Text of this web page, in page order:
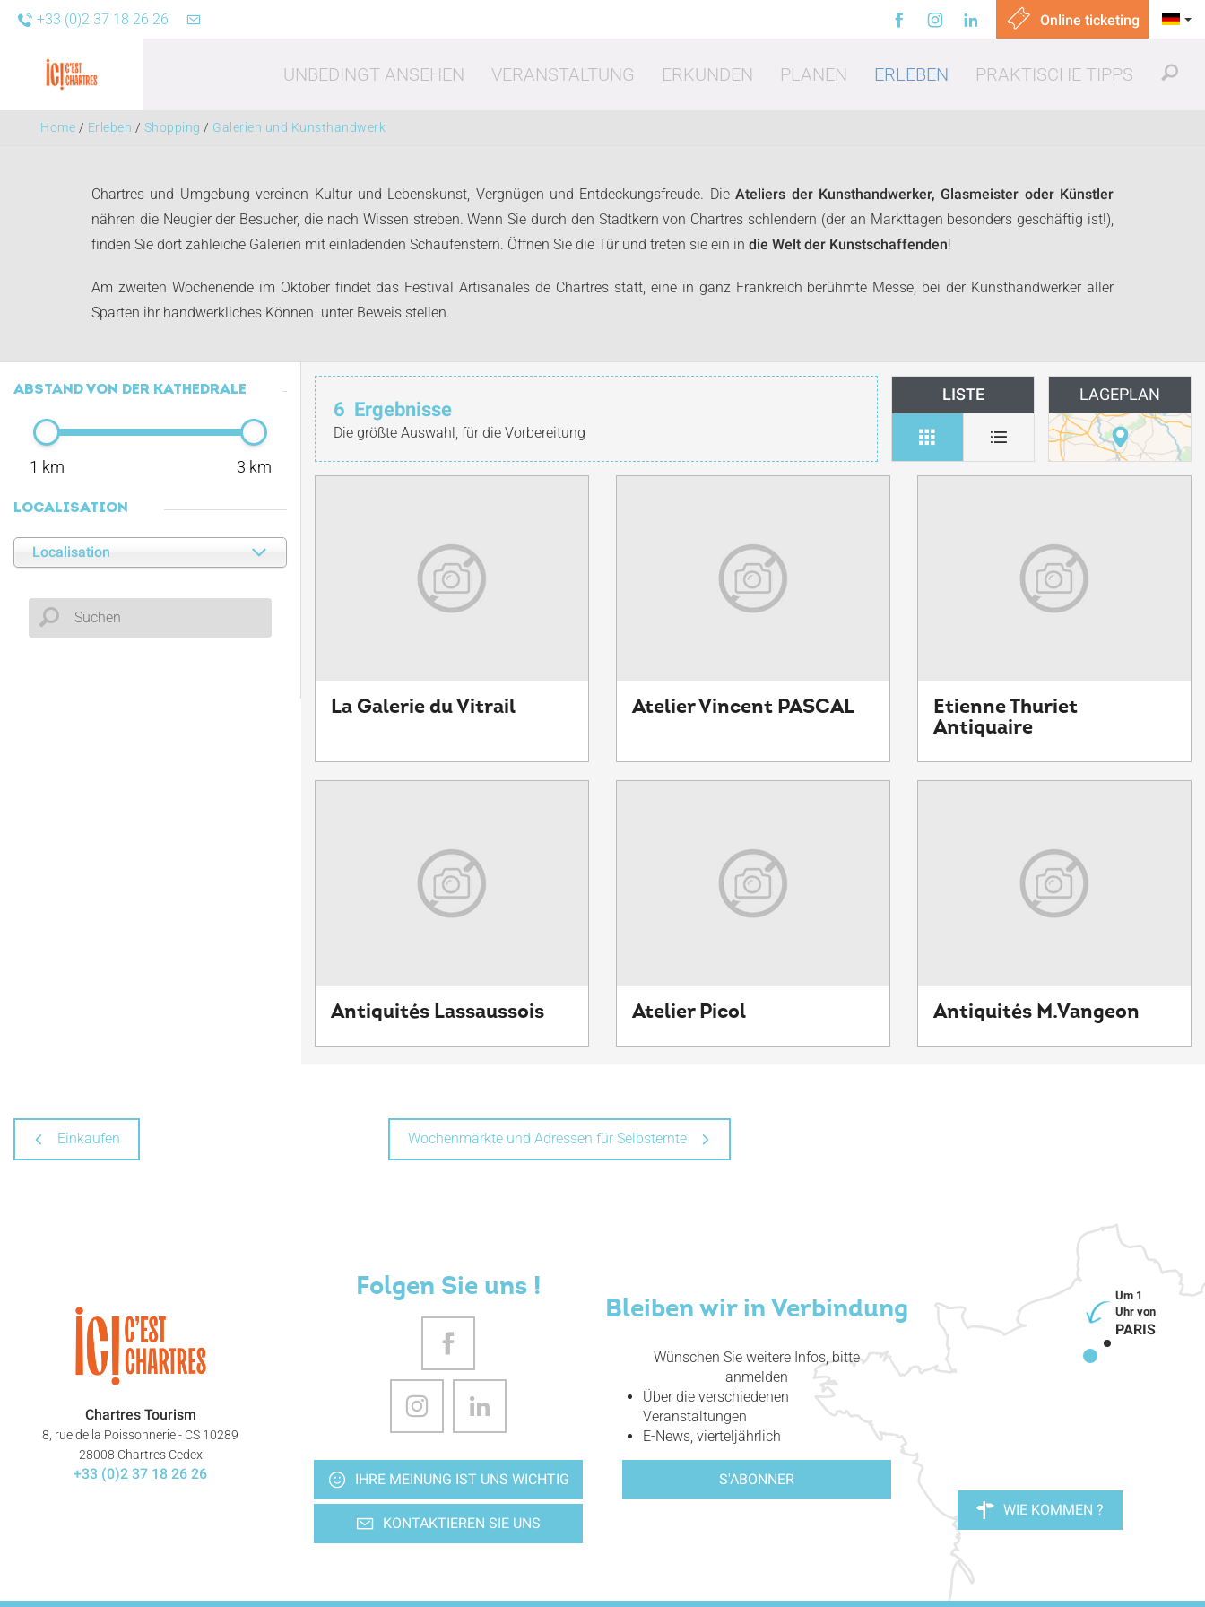
Online ticketing
+33 (0)2 37 18 26 26
UNBEDINGT ANSEHEN VERANSTALTUNG ERKUNDEN PLANEN ERLEBEN
Freizeit Shopping Essen gehen
PRAKTISCHE TIPPS
Home / Erleben / Shopping / Galerien und Kunsthandwerk
Chartres und Umgebung vereinen Kultur und Lebenskunst, Vergnügen und Entdeckungsfreude. DieAteliers der Kunsthandwerker, Glasmeister oder Künstler
nähren die Neugier der Besucher, die nach Wissen streben. Wenn Sie durch den Stadtkern von Chartres schlendern (der an Markttagen besonders geschäftig ist!),
finden Sie dort zahleiche Galerien mit einladenden Schaufenstern. Öffnen Sie die Tür und treten sie ein in die Welt der Kunstschaffenden!
Am zweiten Wochenende im Oktober findet das Festival Artisanales de Chartres statt, eine in ganz Frankreich berühmte Messe, bei der Kunsthandwerker aller
Sparten ihr handwerkliches Können unter Beweis stellen.
ABSTAND VON DER KATHEDRALE
1 km 3 km
LOCALISATION
Localisation
6 Ergebnisse
Die größte Auswahl, für die Vorbereitung
LISTE LAGEPLAN
La Galerie du Vitrail Atelier Vincent PASCAL
Etienne Thuriet
Antiquaire
Antiquités Lassaussois Atelier Picol Antiquités M.Vangeon
Einkaufen Wochenmärkte und Adressen für Selbsternte
Chartres Tourism
8, rue de la Poissonnerie - CS 10289
28008 Chartres Cedex
+33 (0)2 37 18 26 26
Folgen Sie uns !
IHRE MEINUNG IST UNS WICHTIG
KONTAKTIEREN SIE UNS
Bleiben wir in Verbindung
Wünschen Sie weitere Infos, bitte
anmelden
Über die verschiedenen
Veranstaltungen
E-News, vierteljährlich
S'ABONNER
PARIS
WIE KOMMEN ?